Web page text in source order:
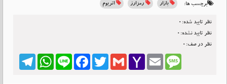
برچسب ها: بازار رمزارز اتریوم
نظر تایید شده:0
نظر تایید نشده:0
نظر در صف:0
TelegramWhatsApp LineFacebook Twitter Gmail
Yahoo
Email Message